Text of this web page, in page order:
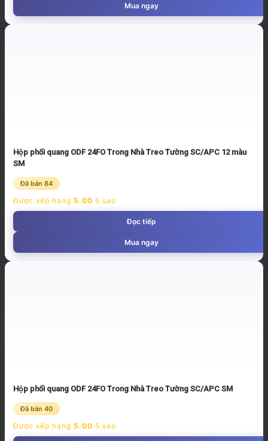
Mua ngay
Hộp phối quang ODF 24FO Trong Nhà Treo Tường SC/APC 12 màu
SM
Đã bán 84
Được xếp hạng 5.00 5 sao
Đọc tiếp
Mua ngay
Hộp phối quang ODF 24FO Trong Nhà Treo Tường SC/APC SM
Đã bán 40
Được xếp hạng 5.00 5 sao